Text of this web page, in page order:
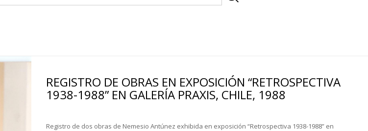
REGISTRO DE OBRAS EN EXPOSICIÓN “RETROSPECTIVA
1938-1988” EN GALERÍA PRAXIS, CHILE, 1988
Registro de dos obras de Nemesio Antúnez exhibida en exposición “Retrospectiva 1938-1988” en